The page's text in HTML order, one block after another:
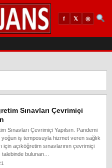
f 𝕏 ◎
Sınavları Çevrimiçi
Sınavları Çevrimiçi Yapılsın. Pandemi
yoğun iş temposuyla hizmet veren sağlık
için açıköğretim sınavlarının çevrimiçi
talebinde bulunan…